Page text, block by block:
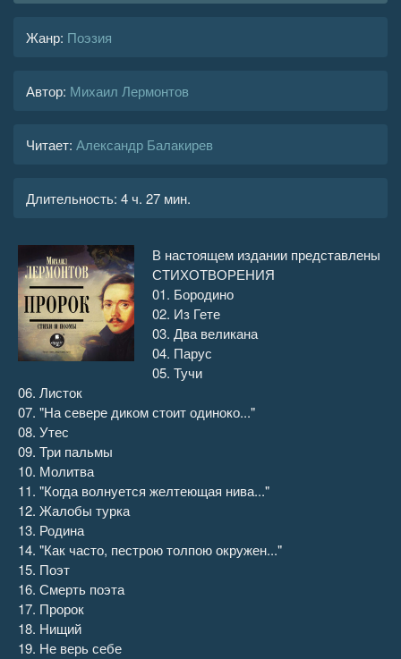
06_01.MP3
07
08
08_01.MP3
09
09_01.MP3
10
10_01.MP3
11
11_01.MP3
12
12_01.MP3
13
13_01.MP3
14
Жанр: Поэзия
Автор: Михаил Лермонтов
Читает: Александр Балакирев
Длительность: 4 ч. 27 мин.
В настоящем издании представлены
СТИХОТВОРЕНИЯ
01. Бородино
02. Из Гете
03. Два великана
04. Парус
05. Тучи
06. Листок
07. "На севере диком стоит одиноко..."
08. Утес
09. Три пальмы
10. Молитва
11. "Когда волнуется желтеющая нива..."
12. Жалобы турка
13. Родина
14. "Как часто, пестрою толпою окружен..."
15. Поэт
16. Смерть поэта
17. Пророк
18. Нищий
19. Не верь себе